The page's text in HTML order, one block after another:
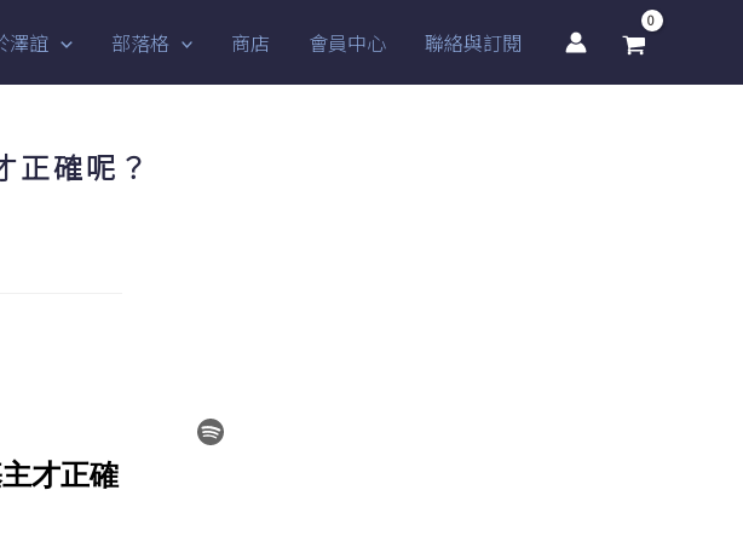
澤誼 部落格 商店 會員中心 聯絡與訂閱
正確呢？